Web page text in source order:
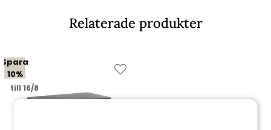
Relaterade produkter
Spara
10%
till 16/8